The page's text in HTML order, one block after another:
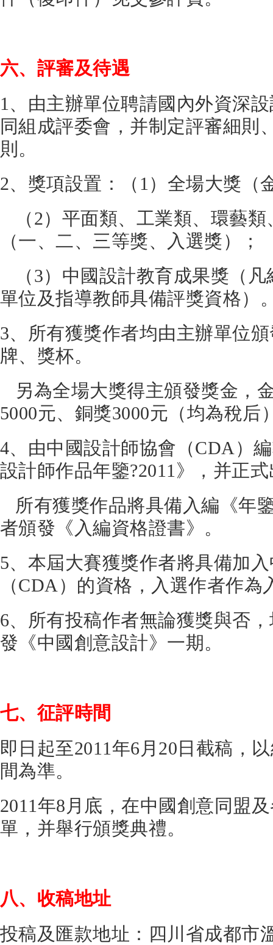
六、評審及待遇
1、由主辦單位聘請國內外資深
同組成評委會，并制定評審細則
則。
2、獎項設置：（1）全場大獎（
（2）平面類、工業類、環藝類
（一、二、三等獎、入選獎）；
（3）中國設計教育成果獎（凡
單位及指導教師具備評獎資格）
3、所有獲獎作者均由主辦單位
牌、獎杯。
另為全場大獎得主頒發獎金，
5000元、銅獎3000元（均為稅后
4、由中國設計師協會（CDA）
設計師作品年鑒?2011》，并正
所有獲獎作品將具備入編《年
者頒發《入編資格證書》。
5、本屆大賽獲獎作者將具備加
（CDA）的資格，入選作者作
6、所有投稿作者無論獲獎與否
發《中國創意設計》一期。
七、征評時間
即日起至2011年6月20日截稿，
間為準。
2011年8月底，在中國創意同盟
單，并舉行頒獎典禮。
八、收稿地址
投稿及匯款地址：四川省成都市